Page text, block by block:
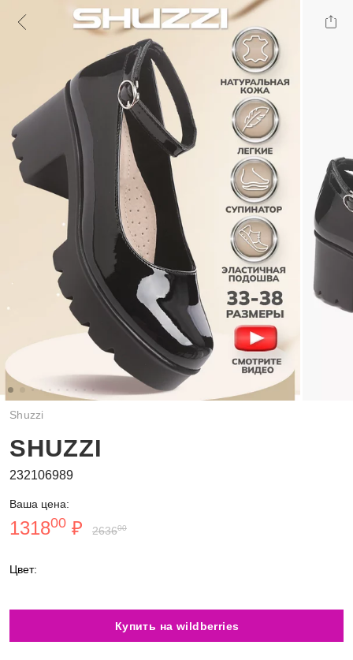
Shuzzi
SHUZZI
232106989
Ваша цена:
131800 ₽ 263600
Цвет:
Купить на wildberries